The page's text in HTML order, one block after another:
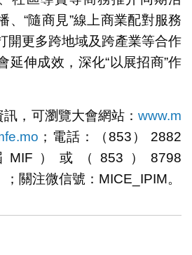
、“隨商見”線上商業配對服務
開更多跨地域及跨產業等合作
延伸成效，深化“以展招商”作
，可瀏覽大會網站：www.m
；電話：（853） 2882
）或（853）8798
關注微信號：MICE_IPIM。